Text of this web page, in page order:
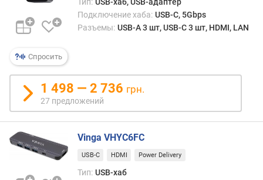
Спросить
Подключение хаба: USB-C, 5Gbps
Разъемы: USB-A 3 шт, USB-C 3 шт, HDMI, LAN
1 498 — 2 736 грн.
27 предложений
Vinga VHYC6FC
USB-C HDMI Power Delivery
Тип: USB-хаб